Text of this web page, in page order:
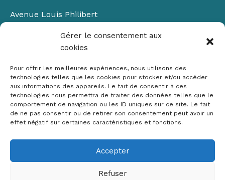
Gérer le consentement aux
cookies
Pour offrir les meilleures expériences, nous utilisons des
technologies telles que les cookies pour stocker et/ou accéder
aux informations des appareils. Le fait de consentir à ces
technologies nous permettra de traiter des données telles que le
comportement de navigation ou les ID uniques sur ce site. Le fait
de ne pas consentir ou de retirer son consentement peut avoir un
effet négatif sur certaines caractéristiques et fonctions.
Accepter
Refuser
Avenue Louis Philibert
Bâtiment Laennec
13100 Aix-en-Provence
✉ contact@crige-paca.org
Mentions légales
RGPD